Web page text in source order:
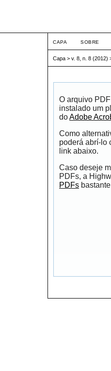
CAPA SOBRE
Capa > v. 8, n. 8 (2012)
O arquivo
instalado um
doAdobe
Como
poderá abrí-lo
link abaixo.
Caso deseje
PDFs, a
PDFs